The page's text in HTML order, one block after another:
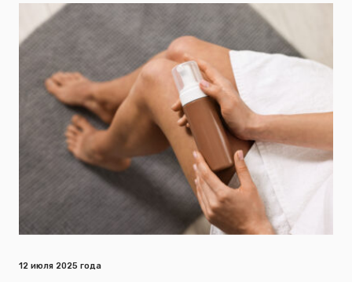
12 июля 2025 года